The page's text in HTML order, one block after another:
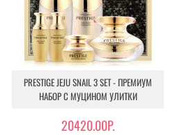
PRESTIGE JEJU SNAIL 3 SET - ПРЕМИУМ
НАБОР С МУЦИНОМ УЛИТКИ
20420.00Р.